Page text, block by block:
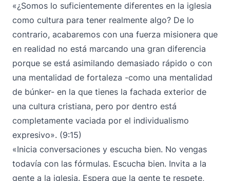
«¿Somos lo suficientemente diferentes en la iglesia
como cultura para tener realmente algo? De lo
contrario, acabaremos con una fuerza misionera que
en realidad no está marcando una gran diferencia
porque se está asimilando demasiado rápido o con
una mentalidad de fortaleza -como una mentalidad
de búnker- en la que tienes la fachada exterior de
una cultura cristiana, pero por dentro está
completamente vaciada por el individualismo
expresivo». (9:15)
«Inicia conversaciones y escucha bien. No vengas
todavía con las fórmulas. Escucha bien. Invita a la
gente a la iglesia. Espera que la gente te respete,